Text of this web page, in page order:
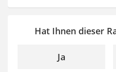
Hat Ihnen dieser
Ja